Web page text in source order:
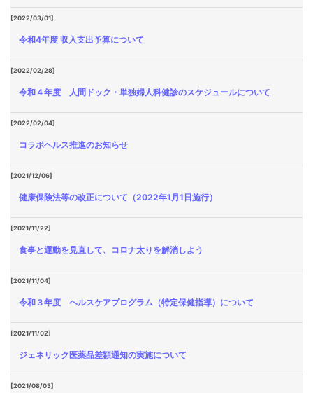
[2022/03/01]
令和4年度 収入支出予算について
[2022/02/28]
令和４年度 人間ドック・単独婦人科健診のスケジュールについて
[2022/02/04]
コラボヘルス推進のお知らせ
[2021/12/06]
健康保険法等の改正について（2022年1月1日施行）
[2021/11/22]
食事と運動を見直して、コロナ太りを解消しよう
[2021/11/04]
令和３年度 ヘルスケアプログラム（特定保健指導）について
[2021/11/02]
ジェネリック医薬品差額通知の実施について
[2021/08/03]